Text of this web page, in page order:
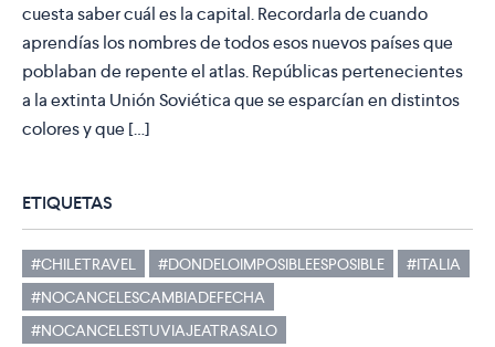
cuesta saber cuál es la capital. Recordarla de cuando
aprendías los nombres de todos esos nuevos países que
poblaban de repente el atlas. Repúblicas pertenecientes
a la extinta Unión Soviética que se esparcían en distintos
colores y que […]
ETIQUETAS
#CHILETRAVEL #DONDELOIMPOSIBLEESPOSIBLE
#ITALIA
#NOCANCELESCAMBIADEFECHA
#NOCANCELESTUVIAJEATRASALO